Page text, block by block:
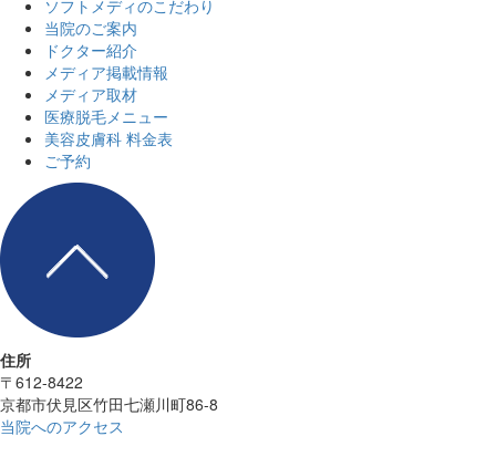
ソフトメディのこだわり
当院のご案内
ドクター紹介
メディア掲載情報
メディア取材
医療脱毛メニュー
美容皮膚科 料金表
ご予約
住所
〒612-8422
京都市伏見区竹田七瀬川町86-8
当院へのアクセス